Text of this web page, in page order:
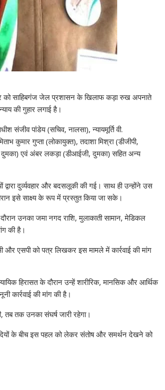
को साहिबगंज जेल प्रशासन के खिलाफ कड़ा रुख अपनाते
की गुहार लगाई है।
संजीव पांडेय (सचिव, नालसा), न्यायमूर्ति वी.
कुमार गुप्ता (लोकायुक्त), तदाशा मिश्रा (डीजीपी,
एवं अंबर लकड़ा (डीआईजी, दुमका) सहित अन्य
दुर्व्यवहार और बदसलूकी की गई। साथ ही उन्होंने उस
इसे साक्ष्य के रूप में प्रस्तुत किया जा सके।
उनका जमा नगद राशि, मुलाकाती सामान, मेडिकल
की है।
एसपी को पत्र लिखकर इस मामले में कार्रवाई की मांग
हिरासत के दौरान उन्हें शारीरिक, मानसिक और आर्थिक
कार्रवाई की मांग की है।
तब तक उनका संघर्ष जारी रहेगा।
के बीच इस पहल को लेकर संतोष और समर्थन देखने को